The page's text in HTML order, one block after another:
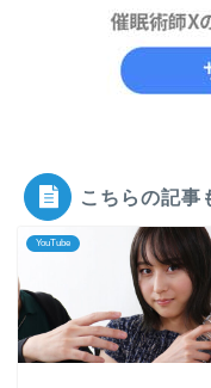
こちらの記事
YouTube